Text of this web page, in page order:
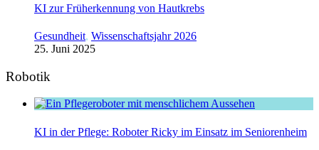
KI zur Früherkennung von Hautkrebs
Gesundheit, Wissenschaftsjahr 2026
25. Juni 2025
Robotik
KI in der Pflege: Roboter Ricky im Einsatz im Seniorenheim